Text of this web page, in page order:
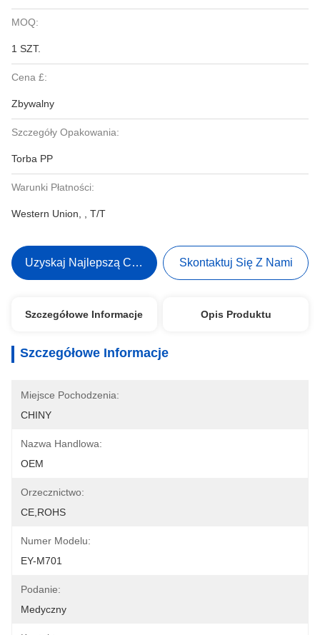
MOQ:
1 SZT.
Cena £:
Zbywalny
Szczegóły Opakowania:
Torba PP
Warunki Płatności:
Western Union, , T/T
Uzyskaj Najlepszą Cenę Skontaktuj Się Z Nami
Szczegółowe Informacje Opis Produktu
Szczegółowe Informacje
Miejsce Pochodzenia:
CHINY
Nazwa Handlowa:
OEM
Orzecznictwo:
CE,ROHS
Numer Modelu:
EY-M701
Podanie:
Medyczny